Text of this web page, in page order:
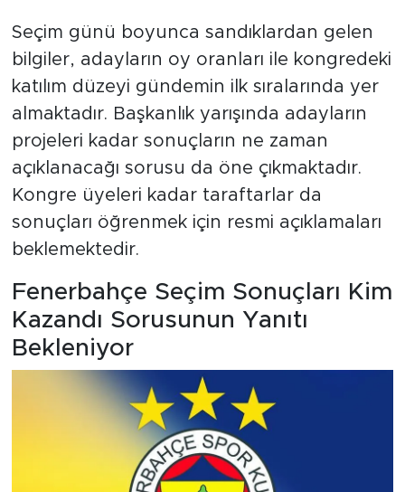
Seçim günü boyunca sandıklardan gelen
bilgiler, adayların oy oranları ile kongredeki
katılım düzeyi gündemin ilk sıralarında yer
almaktadır. Başkanlık yarışında adayların
projeleri kadar sonuçların ne zaman
açıklanacağı sorusu da öne çıkmaktadır.
Kongre üyeleri kadar taraftarlar da
sonuçları öğrenmek için resmi açıklamaları
beklemektedir.
Fenerbahçe Seçim Sonuçları Kim
Kazandı Sorusunun Yanıtı
Bekleniyor